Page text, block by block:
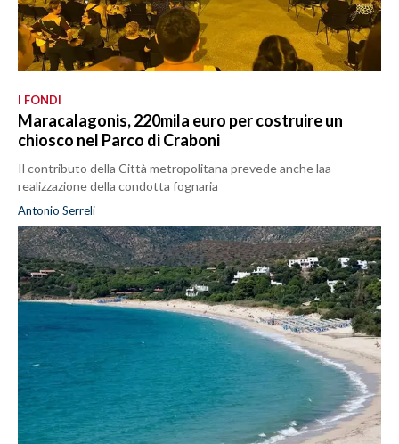
I FONDI
Maracalagonis, 220mila euro per costruire un
chiosco nel Parco di Craboni
Il contributo della Città metropolitana prevede anche laa
realizzazione della condotta fognaria
Antonio Serreli